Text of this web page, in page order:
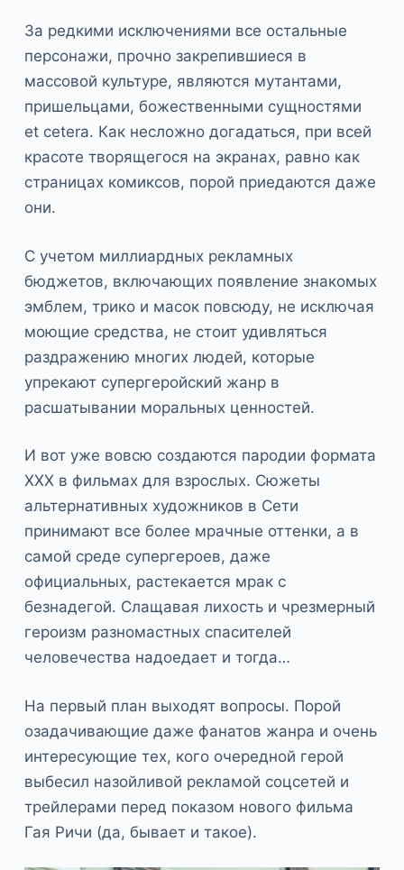
За редкими исключениями все остальные
персонажи, прочно закрепившиеся в
массовой культуре, являются мутантами,
пришельцами, божественными сущностями
et cetera. Как несложно догадаться, при всей
красоте творящегося на экранах, равно как
страницах комиксов, порой приедаются даже
они.
С учетом миллиардных рекламных
бюджетов, включающих появление знакомых
эмблем, трико и масок повсюду, не исключая
моющие средства, не стоит удивляться
раздражению многих людей, которые
упрекают супергеройский жанр в
расшатывании моральных ценностей.
И вот уже вовсю создаются пародии формата
XXX в фильмах для взрослых. Сюжеты
альтернативных художников в Сети
принимают все более мрачные оттенки, а в
самой среде супергероев, даже
официальных, растекается мрак с
безнадегой. Слащавая лихость и чрезмерный
героизм разномастных спасителей
человечества надоедает и тогда…
На первый план выходят вопросы. Порой
озадачивающие даже фанатов жанра и очень
интересующие тех, кого очередной герой
выбесил назойливой рекламой соцсетей и
трейлерами перед показом нового фильма
Гая Ричи (да, бывает и такое).